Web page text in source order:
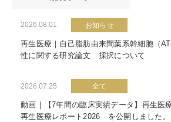
2026.08.01 お知らせ
再生医療｜自己脂肪由来間葉系幹細胞（
性に関する研究論文 採択について
2026.07.25 全て
動画｜【7年間の臨床実績データ】再生医
再生医療レポート2026 を公開しました。